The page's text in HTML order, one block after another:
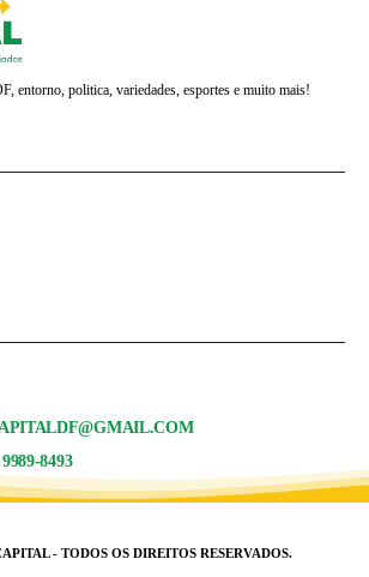
entorno, politica, variedades, esportes e muito mais!
8493
- TODOS OS DIREITOS RESERVADOS.